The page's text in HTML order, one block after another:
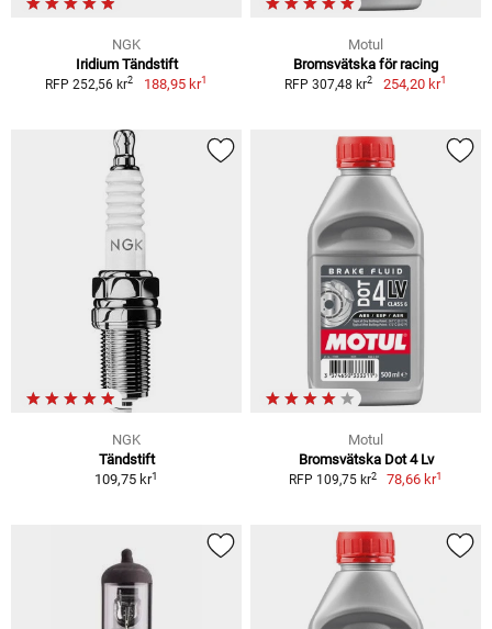
NGK
Iridium Tändstift
RFP 252,56 kr2 188,95 kr1
Motul
Bromsvätska för racing
RFP 307,48 kr2 254,20 kr1
NGK
Tändstift
109,75 kr1
Motul
Bromsvätska Dot 4 Lv
RFP 109,75 kr2 78,66 kr1